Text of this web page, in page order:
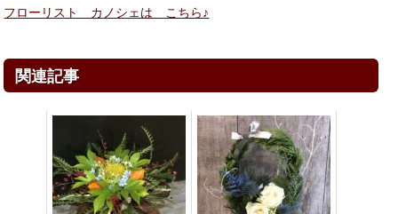
フローリスト カノシェは こちら♪
関連記事